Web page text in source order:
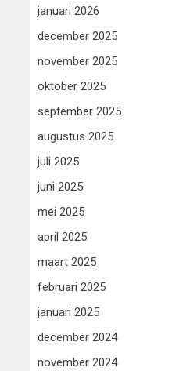
januari 2026
december 2025
november 2025
oktober 2025
september 2025
augustus 2025
juli 2025
juni 2025
mei 2025
april 2025
maart 2025
februari 2025
januari 2025
december 2024
november 2024